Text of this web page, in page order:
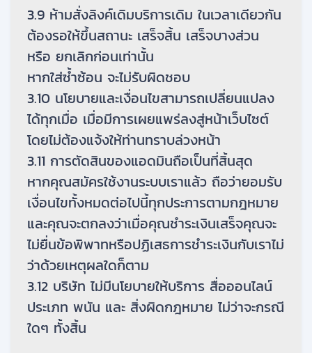
3.9 ห้ามสั่งลิงค์เดิมบริการเดิม ในเวลาเดียวกัน
ต้องรอให้ขึ้นสถานะ เสร็จสิ้น เสร็จบางส่วน
หรือ ยกเลิกก่อนเท่านั้น
หากใส่ซ้ำซ้อน จะไม่รับผิดชอบ
3.10 นโยบายและเงื่อนไขสามารถเปลี่ยนแปลง
ได้ทุกเมื่อ เมื่อมีการเผยแพร่ลงสู่หน้าเว็บไซต์
โดยไม่ต้องแจ้งให้ท่านทราบล่วงหน้า
3.11 การตัดสินของแอดมินถือเป็นที่สิ้นสุด
หากคุณสมัครใช้งานระบบเราแล้ว ถือว่ายอมรับ
เงื่อนไขทั้งหมดต่อไปนี้ทุกประการตามกฎหมาย
และคุณจะตกลงว่าเมื่อคุณชำระเงินเสร็จคุณจะ
ไม่ยื่นข้อพิพาทหรือปฏิเสธการชำระเงินกับเราไม่
ว่าด้วยเหตุผลใดก็ตาม
3.12 บริษัท ไม่มีนโยบายให้บริการ สื่อออนไลน์
ประเภท พนัน และ สิ่งผิดกฎหมาย ไม่ว่าจะกรณี
ใดๆ ทั้งสิ้น